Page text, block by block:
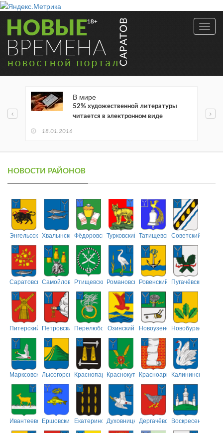
В мире
52% художественной литературы
читается в электронном виде
18.01.2016
НОВОСТИ РАЙОНОВ
ЭнгельсскийХвалынскийФёдоровскийТурковский ТатищевскийСоветский
СаратовскийСамойловскийРтищевскийРомановскийРовенский Пугачёвский
Питерский ПетровскийПерелюбскийОзинский НовоузенскийНовобурасский
МарксовскийЛысогорскийКраснопартизанский
КраснокутскийКрасноармейский
Калининский
ИвантеевскийЕршовский ЕкатериновскийДуховницкийДергачёвскийВоскресенский